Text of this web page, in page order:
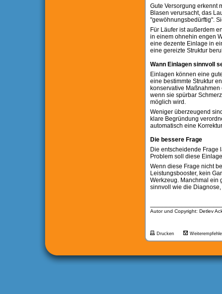
Gute Versorgung erkennt
Blasen verursacht, das
"gewöhnungsbedürftig".
Für Läufer ist außerdem
in einem ohnehin engen
eine dezente Einlage in
eine gereizte Struktur
Wann Einlagen sinnvoll
Einlagen können eine
eine bestimmte Struktur
konservative
wenn sie spürbar
möglich wird.
Weniger überzeugend
klare Begründung
automatisch eine
Die bessere Frage
Die entscheidende Frage
Problem soll diese
Wenn diese Frage nicht
Leistungsbooster, kein
Werkzeug. Manchmal ein
sinnvoll wie die
Autor und Copyright: Detlev
Drucken